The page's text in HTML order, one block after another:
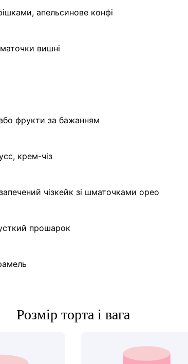
апельсинове конфі
вишні
фрукти за бажанням
крем-чіз
чізкейк зі шматочками орео
прошарок
Розмір торта і вага